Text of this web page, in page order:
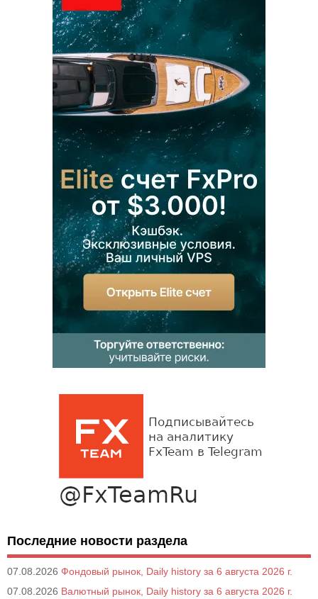
Последние новости раздела
07.08.2026 Фондовый рынок, Daily history за 6 августа 2026 г.
07.08.2026 Валютный рынок, Daily history за 6 августа 2026 г.